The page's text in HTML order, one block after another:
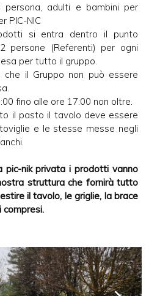
adulti e bambini per
PIC-NIC
si entra dentro il punto
persone (Referenti) per ogni
per tutto il gruppo.
il Gruppo non può essere
fino alle ore 17:00 non oltre.
il pasto il tavolo deve essere
e le stesse messe negli
pic-nik privata i prodotti vanno
struttura che fornirà tutto
il tavolo, le griglie, la brace
compresi.